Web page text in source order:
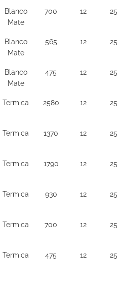
Blanco
Mate
700 12 25
Blanco
Mate
565 12 25
Blanco
Mate
475 12 25
Termica 2580 12 25
Termica 1370 12 25
Termica 1790 12 25
Termica 930 12 25
Termica 700 12 25
Termica 475 12 25